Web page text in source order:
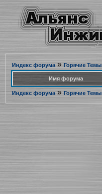
Индекс форума» Горячие Темы
Имя форума
Индекс форума» Горячие Темы